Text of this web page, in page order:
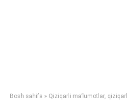
Bosh sahifa » Qiziqarli ma’lumotlar,